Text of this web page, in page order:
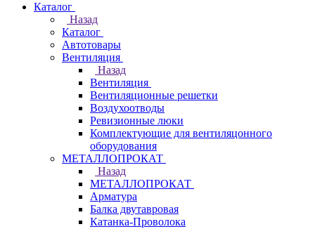
Каталог
Назад
Каталог
Автотовары
Вентиляция
Назад
Вентиляция
Вентиляционные решетки
Воздухоотводы
Ревизионные люки
Комплектующие для вентиляцонного
оборудования
МЕТАЛЛОПРОКАТ
Назад
МЕТАЛЛОПРОКАТ
Арматура
Балка двутавровая
Катанка-Проволока